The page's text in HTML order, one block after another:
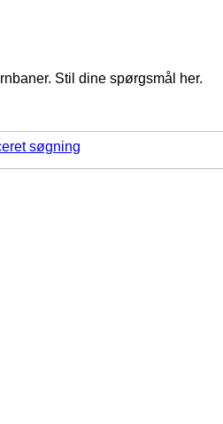
Stil dine spørgsmål her.
søgning